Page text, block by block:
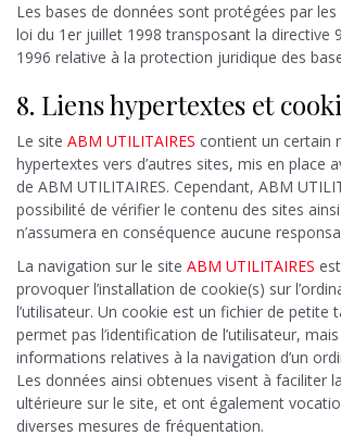
Les bases de données sont protégées par
loi du 1er juillet 1998 transposant la directive
1996 relative à la protection juridique des
8. Liens hypertextes et
Le site ABM UTILITAIRES contient un certain
hypertextes vers d’autres sites, mis en place
de ABM UTILITAIRES. Cependant, ABM
possibilité de vérifier le contenu des sites
n’assumera en conséquence aucune
La navigation sur le site ABM UTILITAIRES
provoquer l’installation de cookie(s) sur
l’utilisateur. Un cookie est un fichier de petite
permet pas l’identification de l’utilisateur,
informations relatives à la navigation d’un
Les données ainsi obtenues visent à faciliter
ultérieure sur le site, et ont également
diverses mesures de fréquentation.